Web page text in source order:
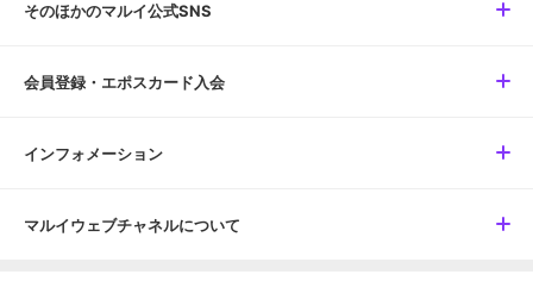
そのほかのマルイ公式SNS
会員登録・エポスカード入会
インフォメーション
マルイウェブチャネルについて